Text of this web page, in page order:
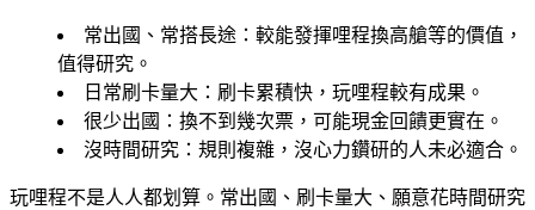
常出國、常搭長途 ：較能發揮哩程換高艙等的價值，
值得研究。
日常刷卡量大 ：刷卡累積快，玩哩程較有成果。
很少出國 ：換不到幾次票，可能現金回饋更實在。
沒時間研究 ：規則複雜，沒心力鑽研的人未必適合。
玩哩程不是人人都划算。常出國、刷卡量大、願意花時間研究